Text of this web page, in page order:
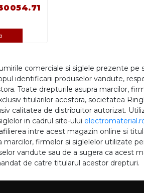
comerciale si siglele prezente pe
identificarii produselor vandute,
Toate drepturile asupra marcilor,
titularilor acestora, societatea
calitatea de distribuitor autorizat.
in cadrul site-ului
intre acest magazin online si
marcilor, firmelor si siglelelor utilizate
vandute sau de a sugera ca acest
de catre titularul acestor drepturi.